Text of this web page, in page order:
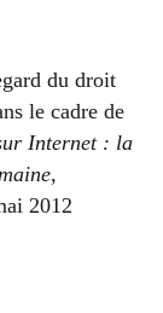
du droit
le cadre de
Internet : la
,
2012